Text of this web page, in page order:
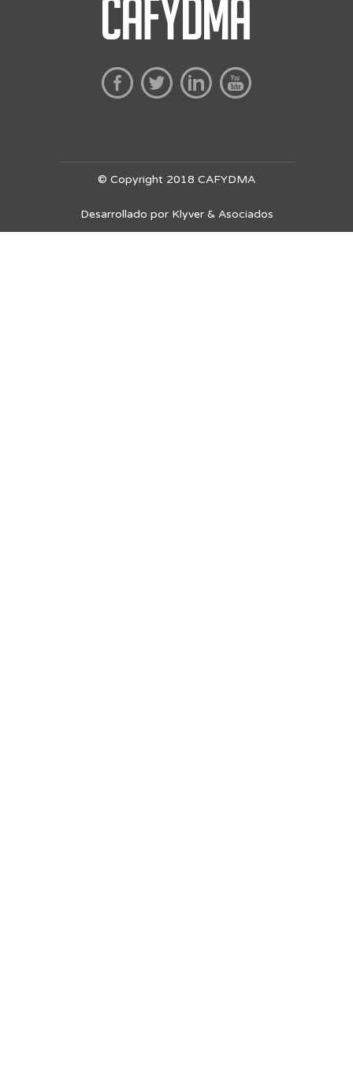
© Copyright 2018 CAFYDMA
Desarrollado por Klyver & Asociados